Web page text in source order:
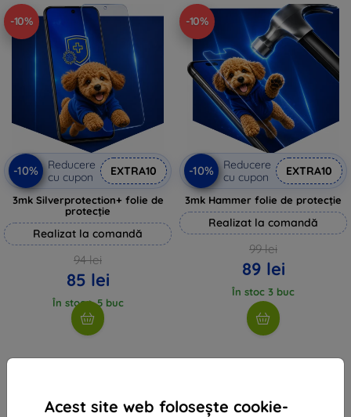
Acest site web folosește cookie-
-10%
-10%
Reducere
cu cupon
EXTRA10
3mk Silverprotection+ folie de
protecție
Realizat la comandă
94 lei
85 lei
În stoc > 5 buc
-10%
-10%
Reducere
cu cupon
EXTRA10
3mk Hammer folie de protecție
Realizat la comandă
99 lei
89 lei
În stoc 3 buc